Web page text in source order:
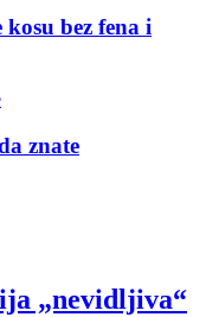
bez fena i
znate
„nevidljiva“